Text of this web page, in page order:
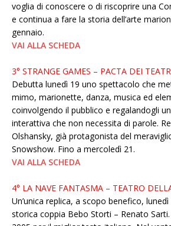
voglia di conoscere o di riscoprire una
e continua a fare la storia dell’arte
gennaio.
VAI ALLA SCHEDA
3° STRANGE GAMES – PACTA DEI
Debutta lunedì 19 uno spettacolo che
mimo, marionette, danza, musica ed
coinvolgendo il pubblico e regalandogli
interattiva che non necessita di parole.
Olshansky, già protagonista del
Snowshow. Fino a mercoledì 21.
VAI ALLA SCHEDA
4° LA NAVE FANTASMA – TEATRO
Un’unica replica, a scopo benefico,
storica coppia Bebo Storti – Renato